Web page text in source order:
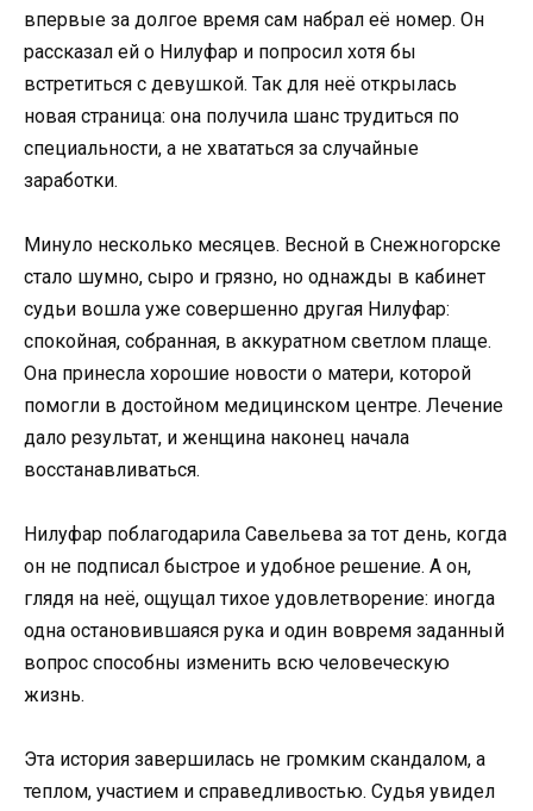
впервые за долгое время сам набрал её номер. Он
рассказал ей о Нилуфар и попросил хотя бы
встретиться с девушкой. Так для неё открылась
новая страница: она получила шанс трудиться по
специальности, а не хвататься за случайные
заработки.
Минуло несколько месяцев. Весной в Снежногорске
стало шумно, сыро и грязно, но однажды в кабинет
судьи вошла уже совершенно другая Нилуфар:
спокойная, собранная, в аккуратном светлом плаще.
Она принесла хорошие новости о матери, которой
помогли в достойном медицинском центре. Лечение
дало результат, и женщина наконец начала
восстанавливаться.
Нилуфар поблагодарила Савельева за тот день, когда
он не подписал быстрое и удобное решение. А он,
глядя на неё, ощущал тихое удовлетворение: иногда
одна остановившаяся рука и один вовремя заданный
вопрос способны изменить всю человеческую
жизнь.
Эта история завершилась не громким скандалом, а
теплом, участием и справедливостью. Судья увидел